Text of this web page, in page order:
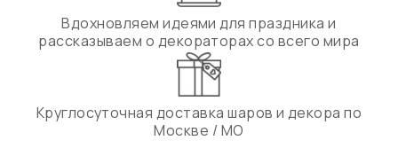
Вдохновляем идеями для праздника и
рассказываем о декораторах со всего мира
Круглосуточная доставка шаров и декора по
Москве / МО